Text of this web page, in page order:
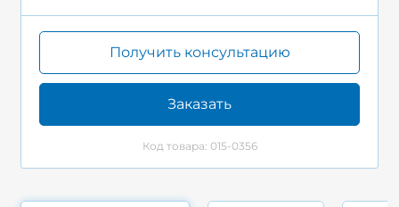
Получить консультацию
Заказать
Код товара: 015-0356